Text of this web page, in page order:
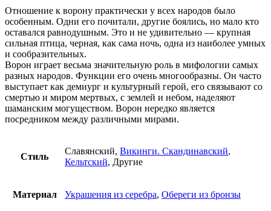
Отношение к ворону практически у всех народов было
особенным. Одни его почитали, другие боялись, но мало кто
оставался равнодушным. Это и не удивительно — крупная
сильная птица, черная, как сама ночь, одна из наиболее умных
и сообразительных.
Ворон играет весьма значительную роль в мифологии самых
разных народов. Функции его очень многообразны. Он часто
выступает как демиург и культурный герой, его связывают со
смертью и миром мертвых, с землей и небом, наделяют
шаманским могуществом. Ворон нередко является
посредником между различными мирами.
Стиль
Славянский, Викинги. Скандинавский,
Кельтский, Другие
Материал Украшения из серебра, Обереги из бронзы